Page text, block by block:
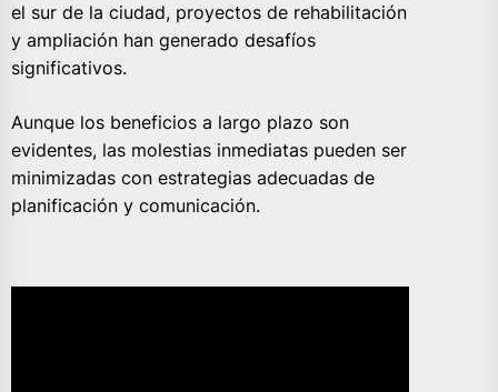
el sur de la ciudad, proyectos de rehabilitación
y ampliación han generado desafíos
significativos.
Aunque los beneficios a largo plazo son
evidentes, las molestias inmediatas pueden ser
minimizadas con estrategias adecuadas de
planificación y comunicación.